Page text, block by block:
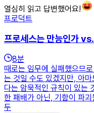
열심히 읽고 답변했어요!
프로덕트
프로세스는 만능인가
8분
때로는 임무에 실패했으므
는 것일 수도 있겠지만, 아
다는 암묵적인 규칙이 있는
한 패배가 아닌, 기함이 파
두